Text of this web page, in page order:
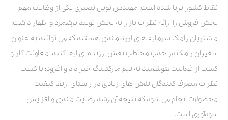
نقاط کشور برپا شده است. مهندس نوین نصیری یکی از وظایف مهم
بخش فروش را ارائه نظرات بازار به بخش تولید برشمرد و اظهار داشت:
مشتریان رامک سرمایه های ارزشمندی هستند که می توانند به عنوان
سفیران رامک در جذب مخاطب نقش ارزنده ای ایفا کنند. معاونت کار و
کسب از فعالیت هوشمندانه تیم مارکتینگ خبر داد و افزود: با کسب
نظرات مصرف کنندگان تلاش های زیادی در راستای ارتقا کیفیت
محصولات انجام می شود که نتیجه آن رشد رضایت مندی و افزایش
سودآوری است.